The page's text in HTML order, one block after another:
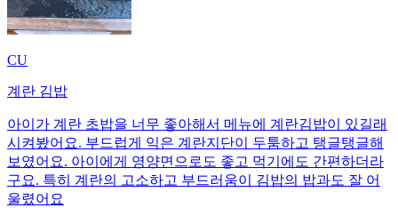
CU
계란 김밥
아이가 계란 초밥을 너무 좋아해서 메뉴에 계란김밥이 있길래
시켜봤어요. 부드럽게 익은 계란지단이 두툼하고 탱글탱글해
보였어요. 아이에게 영양면으로도 좋고 먹기에도 간편하더라
구요. 특히 계란의 고소하고 부드러움이 김밥의 밥과도 잘 어
울렸어요